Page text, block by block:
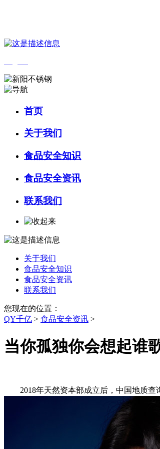
首页
关于我们
食品安全知识
食品安全资讯
联系我们
关于我们
食品安全知识
食品安全资讯
联系我们
您现在的位置：
QY千亿 > 食品安全资讯 >
当你孤独你会想起谁
2018年天然资本部成立后，中国地质查询